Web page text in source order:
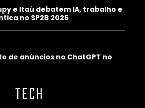
e Itaú debatem IA, trabalho e
no SP2B 2026
de anúncios no ChatGPT no
TECH